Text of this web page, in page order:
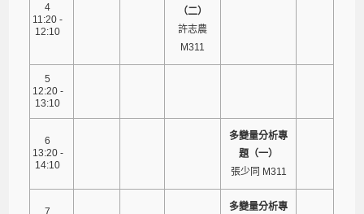
4
11:20 -
12:10
（二）
許志農
M311
5
12:20 -
13:10
6
13:20 -
14:10
多變量分析專
題（一）
張少同 M311
7
多變量分析專